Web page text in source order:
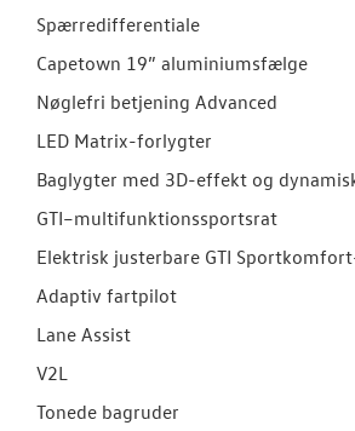
Spærredifferentiale
Capetown 19” aluminiumsfælge
Nøglefri betjening Advanced
LED Matrix-forlygter
Baglygter med 3D-effekt og
GTI–multifunktionssportsrat
Elektrisk justerbare GTI
Adaptiv fartpilot
Lane Assist
V2L
Tonede bagruder